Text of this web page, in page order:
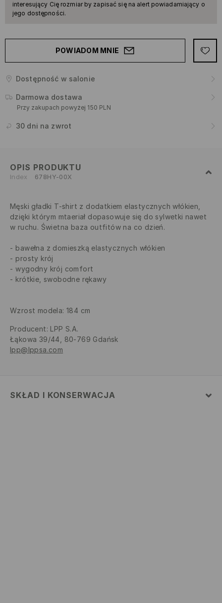
interesujący Cię rozmiar by zapisać się na alert powiadamiający o
jego dostępności.
POWIADOM MNIE
Dostępność w salonie
Darmowa dostawa
Przy zakupach powyżej 150 PLN
30 dni na zwrot
OPIS PRODUKTU
Index 678HY-00X
Męski gładki T-shirt z dodatkiem elastycznych włókien,
dzięki którym mtaeriał dopasowuje się do sylwetki nawet
w ruchu. Świetna baza outfitów na co dzień.
bawełna z domieszką elastycznych włókien
prosty krój
wygodny krój comfort
krótkie, swobodne rękawy
Wzrost modela: 184 cm
Producent: LPP S.A.
Łąkowa 39/44, 80-769 Gdańsk
lpp@lppsa.com
SKŁAD I KONSERWACJA